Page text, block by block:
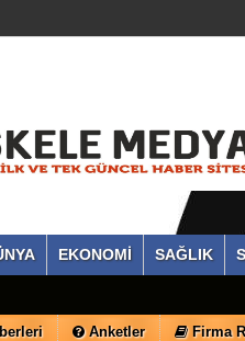
EKONOMİ SAĞLIK
Anketler Firma